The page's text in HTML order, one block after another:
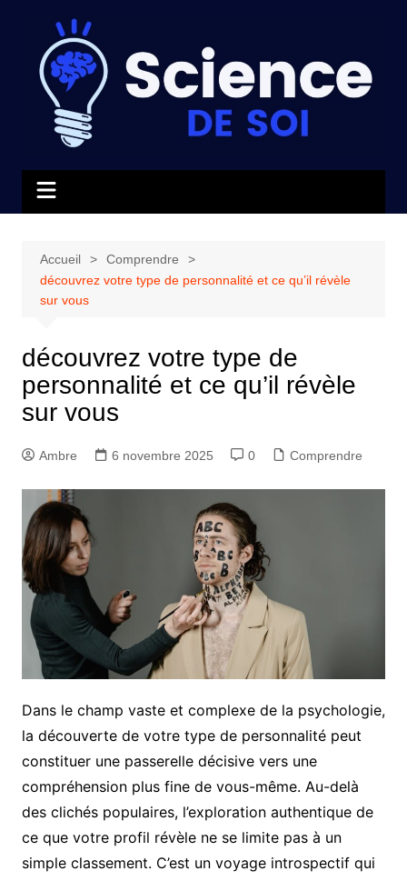
contenu
Accueil
Comprendre
découvrez votre type de personnalité et ce qu’il révèle
sur vous
découvrez votre type de
personnalité et ce qu’il révèle
sur vous
Ambre 6 novembre 2025 0 Comprendre
Dans le champ vaste et complexe de la psychologie,
la découverte de votre type de personnalité peut
constituer une passerelle décisive vers une
compréhension plus fine de vous-même. Au-delà
des clichés populaires, l’exploration authentique de
ce que votre profil révèle ne se limite pas à un
simple classement. C’est un voyage introspectif qui